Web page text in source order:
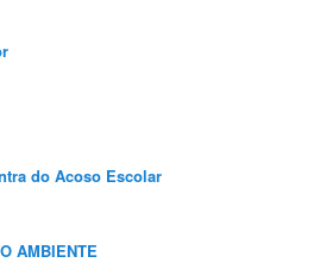
do Acoso Escolar
AMBIENTE